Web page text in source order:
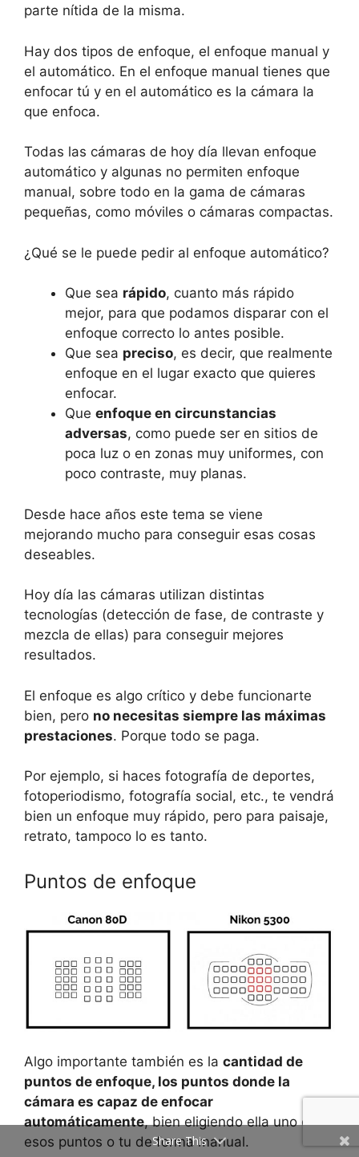
parte nítida de la misma.
Hay dos tipos de enfoque, el enfoque manual y
el automático. En el enfoque manual tienes que
enfocar tú y en el automático es la cámara la
que enfoca.
Todas las cámaras de hoy día llevan enfoque
automático y algunas no permiten enfoque
manual, sobre todo en la gama de cámaras
pequeñas, como móviles o cámaras compactas.
¿Qué se le puede pedir al enfoque automático?
Que sea rápido, cuanto más rápido
mejor, para que podamos disparar con el
enfoque correcto lo antes posible.
Que sea preciso, es decir, que realmente
enfoque en el lugar exacto que quieres
enfocar.
Que enfoque en circunstancias
adversas, como puede ser en sitios de
poca luz o en zonas muy uniformes, con
poco contraste, muy planas.
Desde hace años este tema se viene
mejorando mucho para conseguir esas cosas
deseables.
Hoy día las cámaras utilizan distintas
tecnologías (detección de fase, de contraste y
mezcla de ellas) para conseguir mejores
resultados.
El enfoque es algo crítico y debe funcionarte
bien, pero no necesitas siempre las máximas
prestaciones. Porque todo se paga.
Por ejemplo, si haces fotografía de deportes,
fotoperiodismo, fotografía social, etc., te vendrá
bien un enfoque muy rápido, pero para paisaje,
retrato, tampoco lo es tanto.
Puntos de enfoque
Algo importante también es la cantidad de
puntos de enfoque, los puntos donde la
cámara es capaz de enfocar
automáticamente, bien eligiendo ella uno de
esos puntos o tu de forma manual.
Share This